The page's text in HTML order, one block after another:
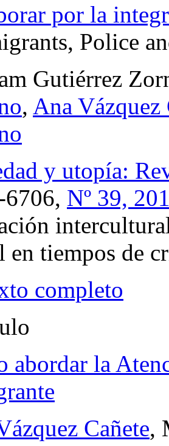
por la
Police
Gutiérrez
, Ana Vázquez
y utopía:
6706, Nº 39,
en tiempos de
completo
abordar la
Cañete,